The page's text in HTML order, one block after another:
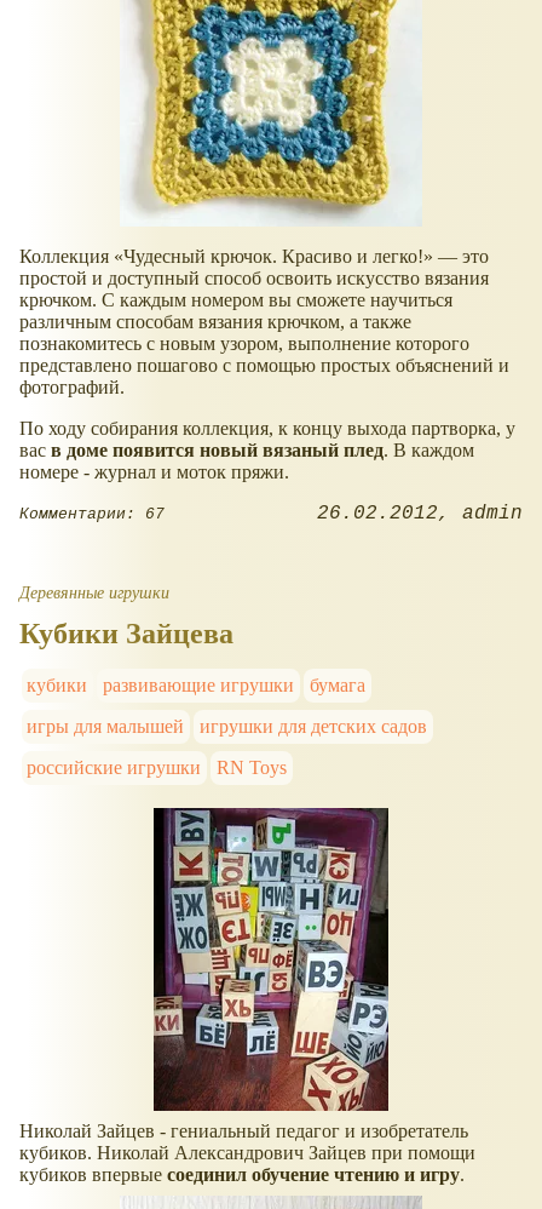
Коллекция Чудесный крючок. Красиво и легко!
— это
простой и доступный способ освоить искусство вязания
крючком. С каждым номером вы сможете научиться
различным способам вязания крючком, а также
познакомитесь с новым узором, выполнение которого
представлено пошагово с помощью простых объяснений и
фотографий.
По ходу собирания коллекция, к концу выхода партворка, у
вас в доме появится новый вязаный плед. В каждом
номере - журнал и моток пряжи.
Комментарии: 67 26.02.2012 admin
Деревянные игрушки
Кубики Зайцева
кубики развивающие игрушки
бумага
игры для малышей
игрушки для детских садов
российские игрушки
RN Toys
Николай Зайцев - гениальный педагог и изобретатель
кубиков. Николай Александрович Зайцев при помощи
кубиков впервые соединил обучение чтению и игру.